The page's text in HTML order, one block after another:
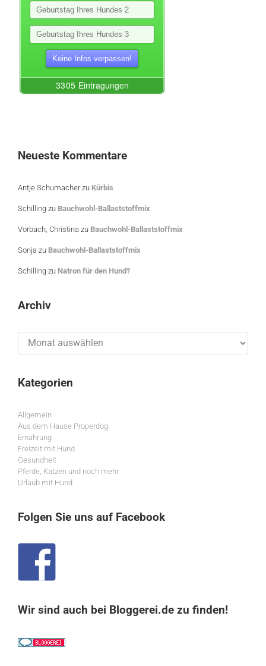
Neueste Kommentare
Antje Schumacherzu Kürbis
Schilling zu Bauchwohl-Ballaststoffmix
Vorbach, Christina zu Bauchwohl-Ballaststoffmix
Sonja zu Bauchwohl-Ballaststoffmix
Schilling zu Natron für den Hund?
Archiv
Kategorien
Allgemein
Aus dem Hause Properdog
Ernährung
Freizeit mit Hund
Gesundheit
Pferde, Katzen und noch mehr
Urlaub mit Hund
Folgen Sie uns auf Facebook
Wir sind auch bei Bloggerei.de zu finden!